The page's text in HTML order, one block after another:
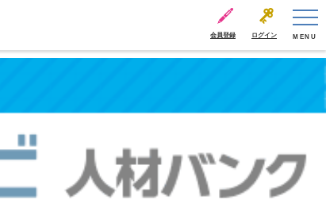
会員登録 ログイン MENU